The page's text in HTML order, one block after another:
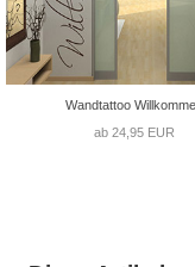
Wandtattoo
ab 24,95 EUR